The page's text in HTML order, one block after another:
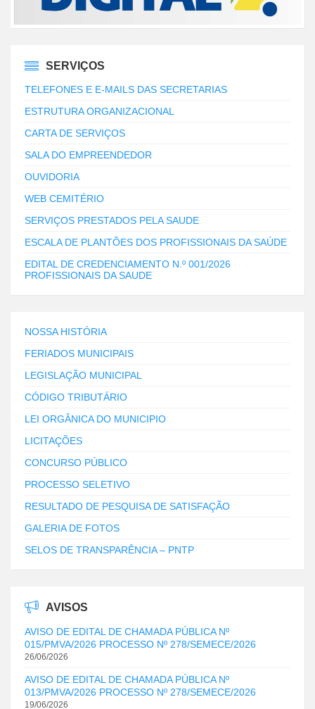
SERVIÇOS
TELEFONES E E-MAILS DAS SECRETARIAS
ESTRUTURA ORGANIZACIONAL
CARTA DE SERVIÇOS
SALA DO EMPREENDEDOR
OUVIDORIA
WEB CEMITÉRIO
SERVIÇOS PRESTADOS PELA SAUDE
ESCALA DE PLANTÕES DOS PROFISSIONAIS DA SAÚDE
EDITAL DE CREDENCIAMENTO N.º 001/2026
PROFISSIONAIS DA SAUDE
NOSSA HISTÓRIA
FERIADOS MUNICIPAIS
LEGISLAÇÃO MUNICIPAL
CÓDIGO TRIBUTÁRIO
LEI ORGÂNICA DO MUNICIPIO
LICITAÇÕES
CONCURSO PÚBLICO
PROCESSO SELETIVO
RESULTADO DE PESQUISA DE SATISFAÇÃO
GALERIA DE FOTOS
SELOS DE TRANSPARÊNCIA – PNTP
AVISOS
AVISO DE EDITAL DE CHAMADA PÚBLICA Nº
015/PMVA/2026 PROCESSO Nº 278/SEMECE/2026
26/06/2026
AVISO DE EDITAL DE CHAMADA PÚBLICA Nº
013/PMVA/2026 PROCESSO Nº 278/SEMECE/2026
19/06/2026